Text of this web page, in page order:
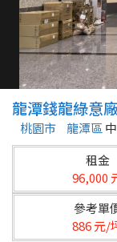
2026 台中降價好屋
2026 高雄降價好屋
縣市
不限
台北市
基隆市
新北市
龍潭錢龍綠意
桃園市 龍潭區
租金
96,000
參考單
886 元/